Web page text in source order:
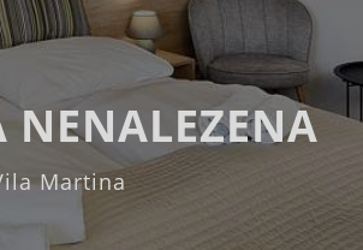
NENALEZENA
Martina